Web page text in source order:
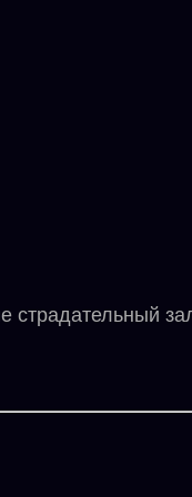
страдательный